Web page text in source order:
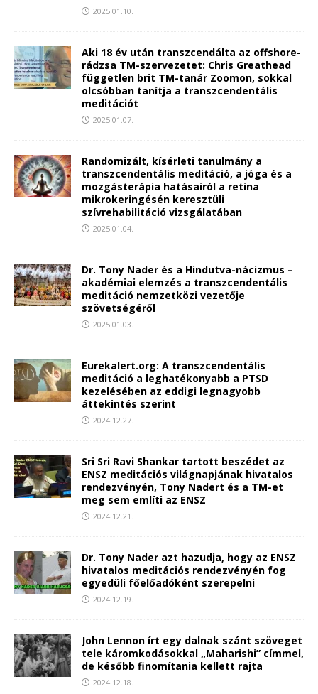
2025.01.10.
Aki 18 év után transzcendálta az offshore-
rádzsa TM-szervezetet: Chris Greathead
független brit TM-tanár Zoomon, sokkal
olcsóbban tanítja a transzcendentális
meditációt
2025.01.07.
Randomizált, kísérleti tanulmány a
transzcendentális meditáció, a jóga és a
mozgásterápia hatásairól a retina
mikrokeringésén keresztüli
szívrehabilitáció vizsgálatában
2025.01.04.
Dr. Tony Nader és a Hindutva-nácizmus –
akadémiai elemzés a transzcendentális
meditáció nemzetközi vezetője
szövetségéről
2025.01.03.
Eurekalert.org: A transzcendentális
meditáció a leghatékonyabb a PTSD
kezelésében az eddigi legnagyobb
áttekintés szerint
2024.12.27.
Sri Sri Ravi Shankar tartott beszédet az
ENSZ meditációs világnapjának hivatalos
rendezvényén, Tony Nadert és a TM-et
meg sem említi az ENSZ
2024.12.21.
Dr. Tony Nader azt hazudja, hogy az ENSZ
hivatalos meditációs rendezvényén fog
egyedüli főelőadóként szerepelni
2024.12.19.
John Lennon írt egy dalnak szánt szöveget
tele káromkodásokkal „Maharishi” címmel,
de később finomítania kellett rajta
2024.12.18.